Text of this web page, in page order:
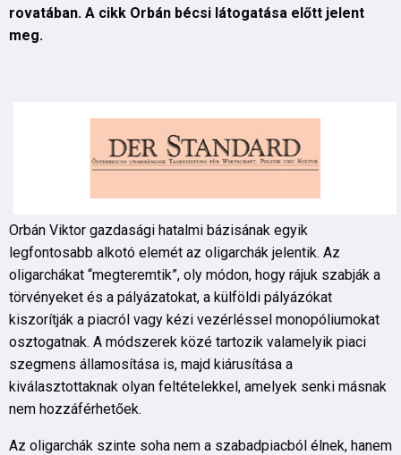
rovatában. A cikk Orbán bécsi látogatása előtt jelent
meg.
Orbán Viktor gazdasági hatalmi bázisának egyik
legfontosabb alkotó elemét az oligarchák jelentik. Az
oligarchákat “megteremtik”, oly módon, hogy rájuk szabják a
törvényeket és a pályázatokat, a külföldi pályázókat
kiszorítják a piacról vagy kézi vezérléssel monopóliumokat
osztogatnak. A módszerek közé tartozik valamelyik piaci
szegmens államosítása is, majd kiárusítása a
kiválasztottaknak olyan feltételekkel, amelyek senki másnak
nem hozzáférhetőek.
Az oligarchák szinte soha nem a szabadpiacból élnek, hanem